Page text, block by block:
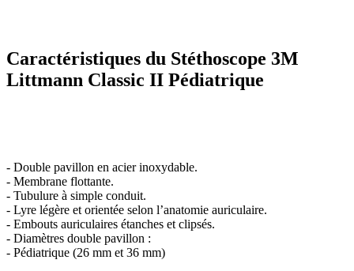
Caractéristiques du Stéthoscope 3M
Littmann Classic II Pédiatrique
- Double pavillon en acier inoxydable.
- Membrane flottante.
- Tubulure à simple conduit.
- Lyre légère et orientée selon l’anatomie auriculaire.
- Embouts auriculaires étanches et clipsés.
- Diamètres double pavillon :
- Pédiatrique (26 mm et 36 mm)